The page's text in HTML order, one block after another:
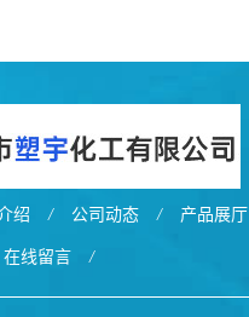
绍 / 公司动态 / 产品展厅
在线留言 /